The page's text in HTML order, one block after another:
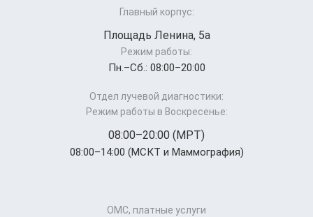
Главный корпус:
Площадь Ленина, 5а
Режим работы:
Пн.–Cб.: 08:00–20:00
Отдел лучевой диагностики:
Режим работы в Воскресенье:
08:00–20:00 (МРТ)
08:00–14:00 (МСКТ и Маммография)
ОМС, платные услуги